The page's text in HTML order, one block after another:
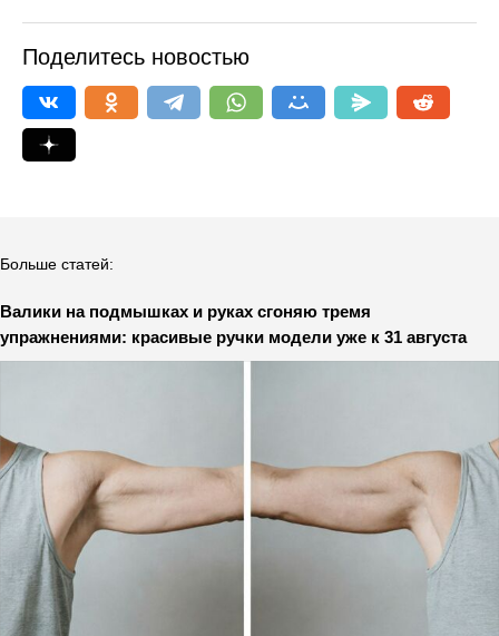
Поделитесь новостью
Больше статей:
Валики на подмышках и руках сгоняю тремя
упражнениями: красивые ручки модели уже к 31 августа